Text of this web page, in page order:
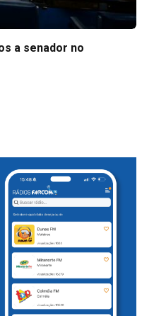
a senador no